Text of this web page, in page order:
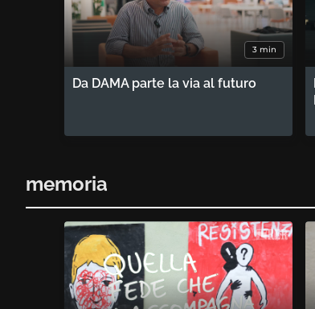
3 min
Da DAMA parte la via al futuro
memoria